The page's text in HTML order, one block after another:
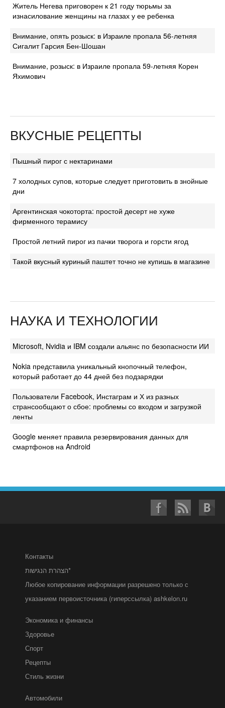
Житель Негева приговорен к 21 году тюрьмы за
изнасилование женщины на глазах у ее ребенка
Внимание, опять розыск: в Израиле пропала 56-летняя
Сигалит Гарсия Бен-Шошан
Внимание, розыск: в Израиле пропала 59-летняя Корен
Яхимович
ВКУСНЫЕ РЕЦЕПТЫ
Пышный пирог с нектаринами
7 холодных супов, которые следует приготовить в знойные
дни
Аргентинская чокоторта: простой десерт не хуже
фирменного терамису
Простой летний пирог из пачки творога и горсти ягод
Такой вкусный куриный паштет точно не купишь в магазине
НАУКА И ТЕХНОЛОГИИ
Microsoft, Nvidia и IBM создали альянс по безопасности ИИ
Nokia представила уникальный кнопочный телефон,
который работает до 44 дней без подзарядки
Пользователи Facebook, Инстаграм и Х из разных
странсообщают о сбое: проблемы со входом и загрузкой
ленты
Google меняет правила резервирования данных для
смартфонов на Android
Контакты
הצהרת הנגישות*
Любое копирование информации разрешено только с
указанием первоисточника (гиперссылка) ashkelon.ru
Экономика и финансы
Здоровье
Спорт
Рецепты
Стиль жизни
Автомобили